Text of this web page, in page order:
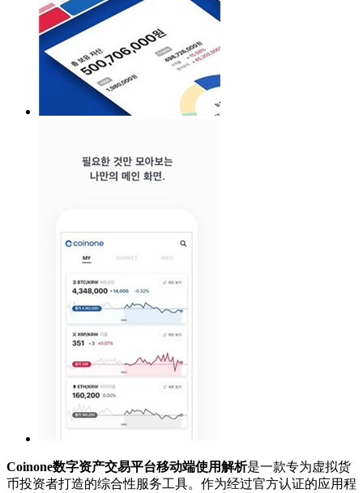
Coinone数字资产交易平台移动端使用解析是一款专为虚拟货
币投资者打造的综合性服务工具。作为经过官方认证的应用程